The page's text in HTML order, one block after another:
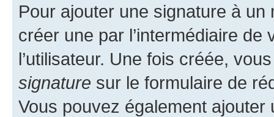
Pour ajouter une signature à un
créer une par l’intermédiaire
l’utilisateur. Une fois créée,
signature sur le formulaire de
Vous pouvez également